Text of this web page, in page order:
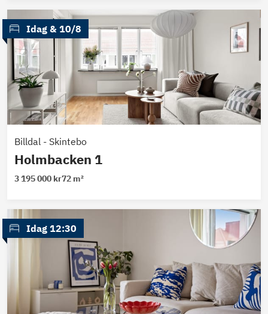
Idag & 10/8
Billdal - Skintebo
Holmbacken 1
3 195 000 kr72 m²
Idag 12:30